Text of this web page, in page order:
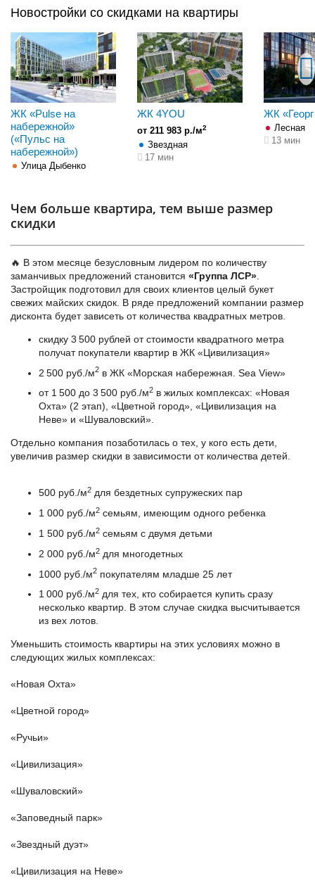
Новостройки со скидками на квартиры
ЖК «Pulse на
набережной»
(«Пульс на
набережной»)
Улица Дыбенко
ЖК 4YOU
от 211 983 р./м2
Звездная
17 мин
ЖК
Лесная
13 мин
Чем больше квартира, тем выше размер
скидки
🔥 В этом месяце безусловным лидером по количеству
заманчивых предложений становится «Группа ЛСР»
Застройщик подготовил для своих клиентов целый букет
свежих майских скидок. В ряде предложений компании размер
дисконта будет зависеть от количества квадратных метров.
скидку 3 500 рублей от стоимости квадратного метра
получат покупатели квартир в ЖК «Цивилизация»
2 500 руб./м2 в ЖК «Морская набережная. Sea View»
от 1 500 до 3 500 руб./м2 в жилых комплексах: «Новая
Охта» (2 этап), «Цветной город», «Цивилизация на
Неве» и «Шуваловский».
Отдельно компания позаботилась о тех, у кого есть дети,
увеличив размер скидки в зависимости от количества детей.
500 руб./м2 для бездетных супружеских пар
1 000 руб./м2 семьям, имеющим одного ребенка
1 500 руб./м2 семьям с двумя детьми
2 000 руб./м2 для многодетных
1000 руб./м2 покупателям младше 25 лет
1 000 руб./м2 для тех, кто собирается купить сразу
несколько квартир. В этом случае скидка высчитывается
из вех лотов.
Уменьшить стоимость квартиры на этих условиях можно в
следующих жилых комплексах:
«Новая Охта»
«Цветной город»
«Ручьи»
«Цивилизация»
«Шуваловский»
«Заповедный парк»
«Звездный дуэт»
«Цивилизация на Неве»